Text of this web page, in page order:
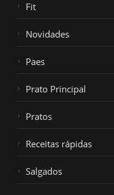
Fit
Novidades
Paes
Prato Principal
Pratos
Receitas rápidas
Salgados